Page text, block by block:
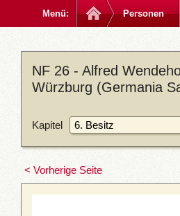
Menü: Personen
NF 26 - Alfred
Würzburg (Germania
Kapitel
< Vorherige Seite